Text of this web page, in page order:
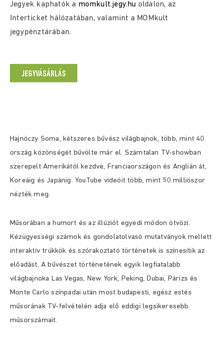
Jegyek kaphatók a momkult.jegy.hu oldalon, az
Interticket hálózatában, valamint a MOMkult
jegypénztárában.
JEGYVÁSÁRLÁS
Hajnóczy Soma, kétszeres bűvész világbajnok, több, mint 40
ország közönségét bűvölte már el. Számtalan TV-showban
szerepelt Amerikától kezdve, Franciaországon és Anglián át,
Koreáig és Japánig. YouTube videóit több, mint 50 milliószor
nézték meg.
Műsorában a humort és az illúziót egyedi módon ötvözi.
Kézügyességi számok és gondolatolvasó mutatványok mellett
interaktív trükkök és szórakoztató történetek is színesítik az
előadást. A bűvészet történetének egyik legfiatalabb
világbajnoka Las Vegas, New York, Peking, Dubai, Párizs és
Monte Carlo színpadai után most budapesti, egész estés
műsorának TV-felvételén adja elő eddigi legsikeresebb
műsorszámait.